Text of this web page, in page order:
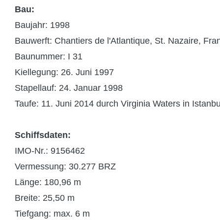
Bau:
Baujahr: 1998
Bauwerft: Chantiers de l'Atlantique, St. Nazaire,
Baunummer: I 31
Kiellegung: 26. Juni 1997
Stapellauf: 24. Januar 1998
Taufe: 11. Juni 2014 durch Virginia Waters in Istanbul
Schiffsdaten:
IMO-Nr.: 9156462
Vermessung: 30.277 BRZ
Länge: 180,96 m
Breite: 25,50 m
Tiefgang: max. 6 m